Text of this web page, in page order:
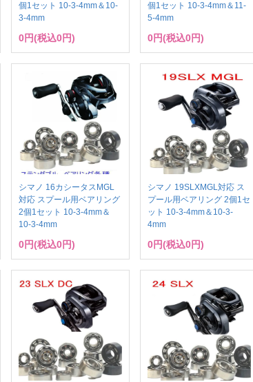
個1セット 10-3-4mm＆10-
3-4mm
0円(税込0円)
個1セット 10-3-4mm＆11-
5-4mm
0円(税込0円)
シマノ 16カシータスMGL
対応 スプール用ベアリング
2個1セット 10-3-4mm＆
10-3-4mm
0円(税込0円)
シマノ 19SLXMGL対応 ス
プール用ベアリング 2個1セ
ット 10-3-4mm＆10-3-
4mm
0円(税込0円)